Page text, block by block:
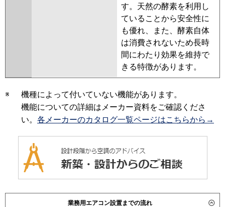
す。天然の酵素を利用し
ていることから安全性に
も優れ、また、酵素自体
は消費されないため長時
間にわたり効果を維持で
きる特徴があります。
※
機種によって付いていない機能があります。
機能についての詳細はメーカー資料をご確認くださ
い。 各メーカーのカタログ一覧ページはこちらから→
業務用エアコン設置までの流れ